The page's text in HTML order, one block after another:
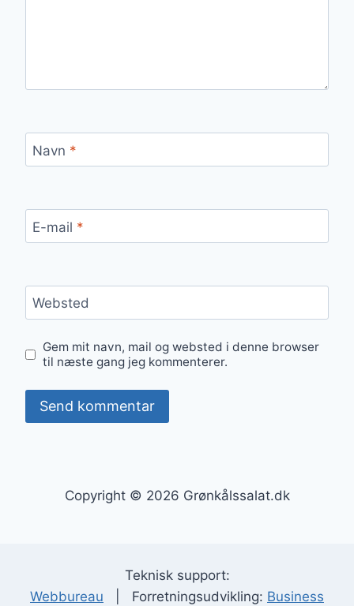
Navn *
E-mail *
Websted
Gem mit navn, mail og websted i denne browser
til næste gang jeg kommenterer.
Copyright © 2026 Grønkålssalat.dk
Teknisk support:
Webbureau | Forretningsudvikling: Business